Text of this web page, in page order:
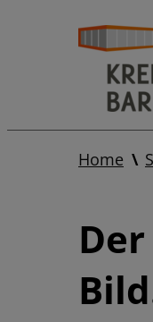
Home